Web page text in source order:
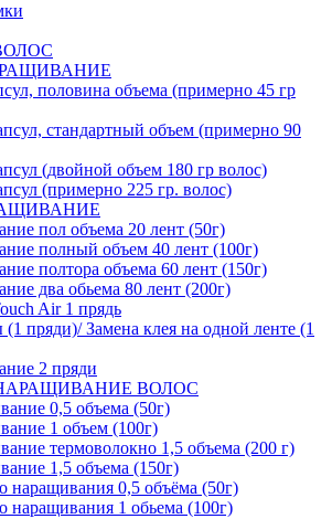
половина объема (примерно 45 гр
стандартный объем (примерно 90
(двойной объем 180 гр волос)
(примерно 225 гр. волос)
пол объема 20 лент (50г)
полный объем 40 лент (100г)
полтора объема 60 лент (150г)
два обьема 80 лент (200г)
Air 1 прядь
пряди)/ Замена клея на одной ленте (1
2 пряди
ВОЛОС
0,5 объема (50г)
1 объем (100г)
термоволокно 1,5 объема (200 г)
1,5 объема (150г)
наращивания 0,5 объёма (50г)
наращивания 1 обьема (100г)